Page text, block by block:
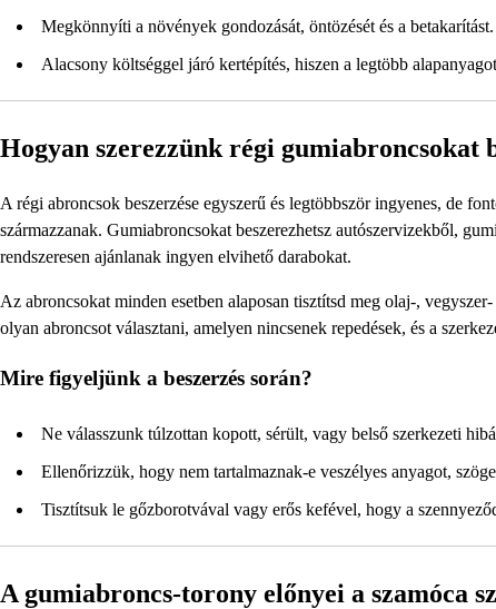
Megkönnyíti a növények gondozását, öntözését és a betakarítást.
Alacsony költséggel járó kertépítés, hiszen a legtöbb
Hogyan szerezzünk régi gumiabroncsokat
A régi abroncsok beszerzése egyszerű és legtöbbször ingyenes, de
származzanak. Gumiabroncsokat beszerezhetsz autószervizekből,
rendszeresen ajánlanak ingyen elvihető darabokat.
Az abroncsokat minden esetben alaposan tisztítsd meg olaj-,
olyan abroncsot választani, amelyen nincsenek repedések, és a
Mire figyeljünk a beszerzés során?
Ne válasszunk túlzottan kopott, sérült, vagy belső szerkezeti
Ellenőrizzük, hogy nem tartalmaznak-e veszélyes anyagot,
Tisztítsuk le gőzborotvával vagy erős kefével, hogy a
A gumiabroncs-torony előnyei a szamóca